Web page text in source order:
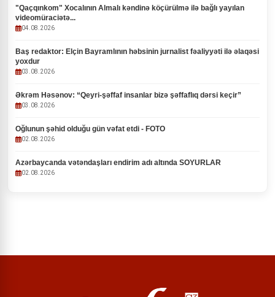
"Qaçqınkom" Xocalının Almalı kəndinə köçürülmə ilə bağlı yayılan
videomüraciətə...
04.08.2026
Baş redaktor: Elçin Bayramlının həbsinin jurnalist fəaliyyəti ilə əlaqəsi
yoxdur
03.08.2026
Əkrəm Həsənov: “Qeyri-şəffaf insanlar bizə şəffaflıq dərsi keçir”
03.08.2026
Oğlunun şəhid olduğu gün vəfat etdi - FOTO
02.08.2026
Azərbaycanda vətəndaşları endirim adı altında SOYURLAR
02.08.2026